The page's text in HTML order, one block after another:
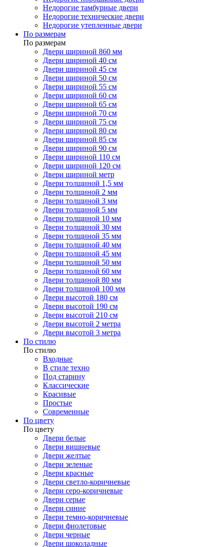
Недорогие тамбурные двери
Недорогие технические двери
Недорогие утепленные двери
По размерам
По размерам
Двери шириной 860 мм
Двери шириной 40 см
Двери шириной 45 см
Двери шириной 50 см
Двери шириной 55 см
Двери шириной 60 см
Двери шириной 65 см
Двери шириной 70 см
Двери шириной 75 см
Двери шириной 80 см
Двери шириной 85 см
Двери шириной 90 см
Двери шириной 110 см
Двери шириной 120 см
Двери шириной метр
Двери толщиной 1,5 мм
Двери толщиной 2 мм
Двери толщиной 3 мм
Двери толщиной 5 мм
Двери толщиной 10 мм
Двери толщиной 30 мм
Двери толщиной 35 мм
Двери толщиной 40 мм
Двери толщиной 45 мм
Двери толщиной 50 мм
Двери толщиной 60 мм
Двери толщиной 80 мм
Двери толщиной 100 мм
Двери высотой 180 см
Двери высотой 190 см
Двери высотой 210 см
Двери высотой 2 метра
Двери высотой 3 метра
По стилю
По стилю
Входные
В стиле техно
Под старину
Классические
Красивые
Простые
Современные
По цвету
По цвету
Двери белые
Двери вишневые
Двери желтые
Двери зеленые
Двери красные
Двери светло-коричневые
Двери серо-коричневые
Двери серые
Двери синие
Двери темно-коричневые
Двери фиолетовые
Двери черные
Двери шоколадные